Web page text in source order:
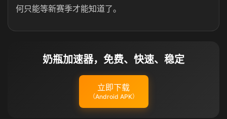
何只能等新赛季才能知道了。
奶瓶加速器，免费、快速、稳定
立即下载
（Android APK）